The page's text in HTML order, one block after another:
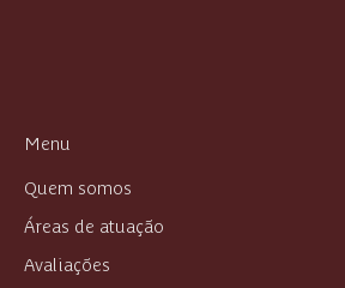
Menu
Quem somos
Áreas de atuação
Avaliações